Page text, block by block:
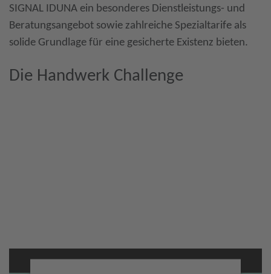
SIGNAL IDUNA ein besonderes Dienstleistungs- und
Beratungsangebot sowie zahlreiche Spezialtarife als
solide Grundlage für eine gesicherte Existenz bieten.
Die Handwerk Challenge